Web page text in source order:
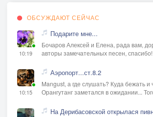
ОБСУЖДАЮТ СЕЙЧАС
10:19
Подарите мне...
Бочаров Алексей и Елена, рада вам,
авторы замечательных песен, спасибо!
10:15
Аэропорт...ст.8.2
Mangust, а где слушать? Куда бежать и
Орангутанг заметался в ожидании...
На Дерибасовской открылася